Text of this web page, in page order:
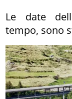
Le date
tempo, sono